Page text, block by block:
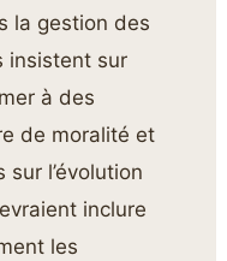
la gestion des
insistent sur
à des
de moralité et
sur l’évolution
inclure
les